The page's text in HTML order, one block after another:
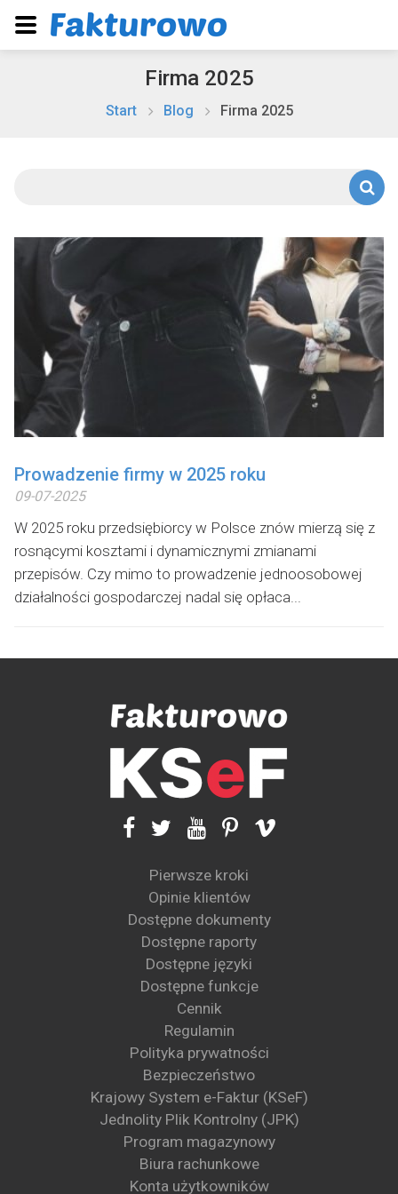
Firma 2025
Start Blog Firma 2025
Prowadzenie firmy w 2025 roku
09-07-2025
W 2025 roku przedsiębiorcy w Polsce znów mierzą się z
rosnącymi kosztami i dynamicznymi zmianami
przepisów. Czy mimo to prowadzenie jednoosobowej
działalności gospodarczej nadal się opłaca...
Pierwsze kroki
Opinie klientów
Dostępne dokumenty
Dostępne raporty
Dostępne języki
Dostępne funkcje
Cennik
Regulamin
Polityka prywatności
Bezpieczeństwo
Krajowy System e-Faktur (KSeF)
Jednolity Plik Kontrolny (JPK)
Program magazynowy
Biura rachunkowe
Konta użytkowników